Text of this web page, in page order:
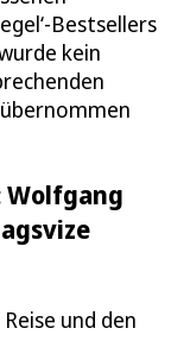
Bestsellers
kein
und den